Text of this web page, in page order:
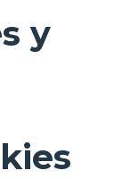
y